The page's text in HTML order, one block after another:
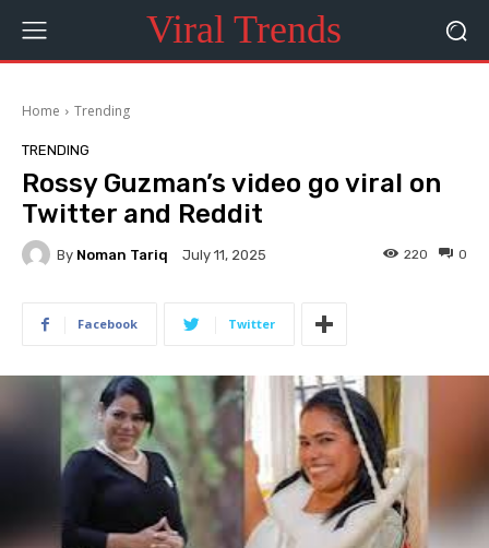
Viral Trends
Home Trending
TRENDING
Rossy Guzman’s video go viral on
Twitter and Reddit
By Noman Tariq July 11, 2025 0
220
Facebook Twitter